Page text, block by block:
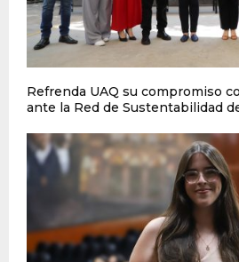
Refrenda UAQ su compromiso
ante la Red de Sustentabilidad